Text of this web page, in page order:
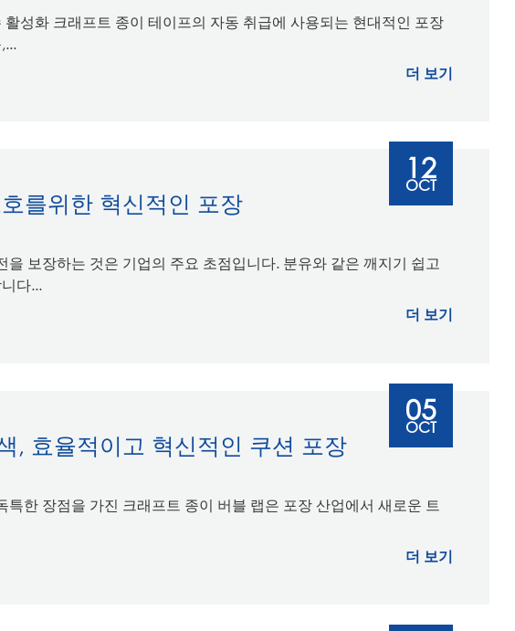
성화 크래프트 종이 테이프의 자동 취급에 사용되는 현대적인 포장
더 보기
를위한 혁신적인 포장
보장하는 것은 기업의 주요 초점입니다. 분유와 같은 깨지기 쉽고
다...
더 보기
12
OCT
, 효율적이고 혁신적인 쿠션 포장
한 장점을 가진 크래프트 종이 버블 랩은 포장 산업에서 새로운 트
더 보기
05
OCT